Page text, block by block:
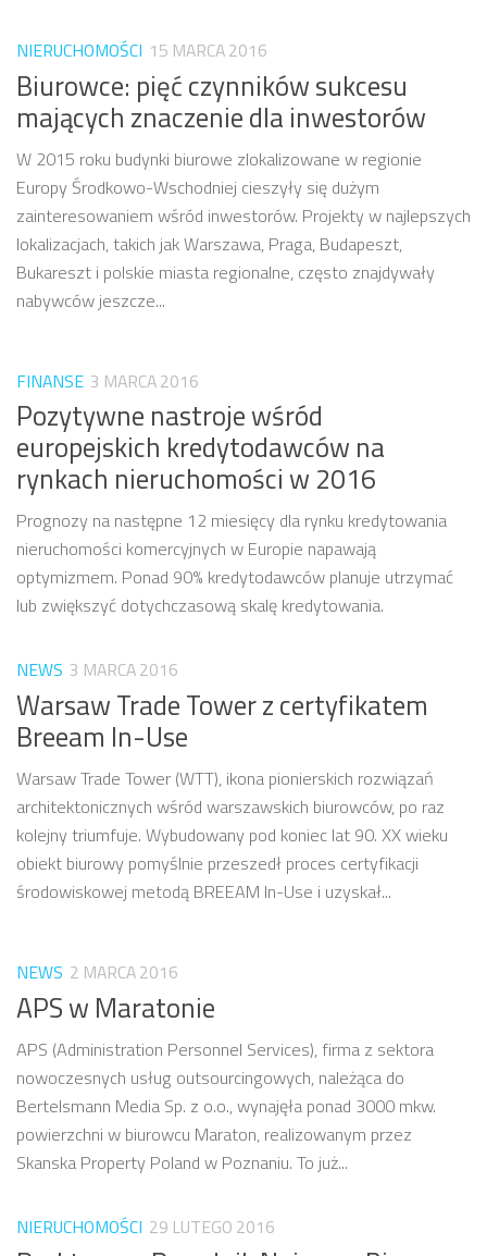
NIERUCHOMOŚCI 15 MARCA 2016
Biurowce: pięć czynników sukcesu
mających znaczenie dla inwestorów
W 2015 roku budynki biurowe zlokalizowane w regionie
Europy Środkowo-Wschodniej cieszyły się dużym
zainteresowaniem wśród inwestorów. Projekty w najlepszych
lokalizacjach, takich jak Warszawa, Praga, Budapeszt,
Bukareszt i polskie miasta regionalne, często znajdywały
nabywców jeszcze...
FINANSE 3 MARCA 2016
Pozytywne nastroje wśród
europejskich kredytodawców na
rynkach nieruchomości w 2016
Prognozy na następne 12 miesięcy dla rynku kredytowania
nieruchomości komercyjnych w Europie napawają
optymizmem. Ponad 90% kredytodawców planuje utrzymać
lub zwiększyć dotychczasową skalę kredytowania.
NEWS 3 MARCA 2016
Warsaw Trade Tower z certyfikatem
Breeam In-Use
Warsaw Trade Tower (WTT), ikona pionierskich rozwiązań
architektonicznych wśród warszawskich biurowców, po raz
kolejny triumfuje. Wybudowany pod koniec lat 90. XX wieku
obiekt biurowy pomyślnie przeszedł proces certyfikacji
środowiskowej metodą BREEAM In-Use i uzyskał...
NEWS 2 MARCA 2016
APS w Maratonie
APS (Administration Personnel Services), firma z sektora
nowoczesnych usług outsourcingowych, należąca do
Bertelsmann Media Sp. z o.o., wynajęła ponad 3000 mkw.
powierzchni w biurowcu Maraton, realizowanym przez
Skanska Property Poland w Poznaniu. To już...
NIERUCHOMOŚCI 29 LUTEGO 2016